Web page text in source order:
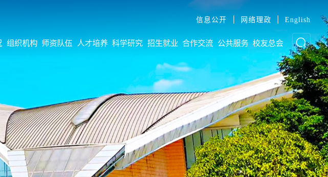
信息公开 网络理政 English
组织机构 师资队伍 人才培养 科学研究 招生就业 合作交流 公共服务 校友总会